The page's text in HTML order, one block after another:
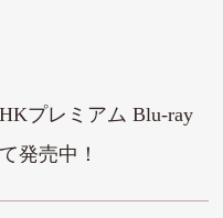
プレミアム Blu-ray
発売中！